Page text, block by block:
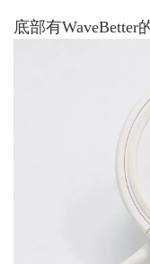
底部有WaveBetter